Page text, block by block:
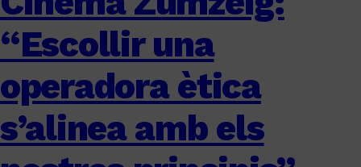
“Escollir una
operadora ètica
s’alinea amb els